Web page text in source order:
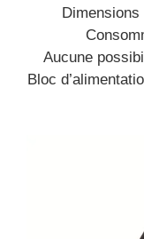
Aucune
Bloc